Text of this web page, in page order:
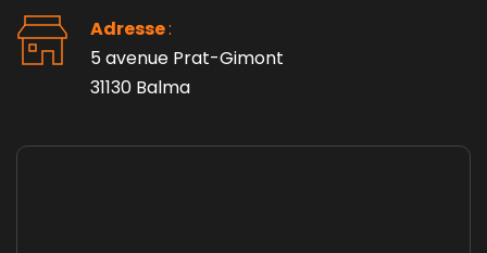
Adresse :
5 avenue Prat-Gimont
31130 Balma